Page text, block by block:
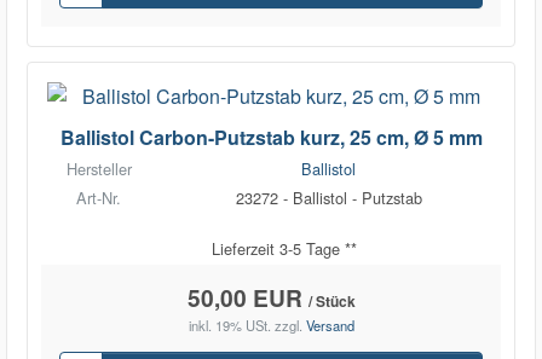
Ballistol Carbon-Putzstab kurz, 25 cm, Ø 5 mm
Hersteller
Ballistol
Art-Nr.
23272 - Ballistol - Putzstab
Lieferzeit 3-5 Tage **
50,00 EUR / Stück
inkl. 19% USt. zzgl. Versand